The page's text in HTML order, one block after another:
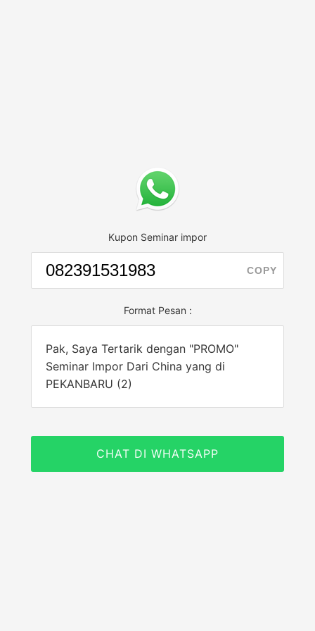
Kupon Seminar impor
COPY
Format Pesan :
Pak, Saya Tertarik dengan "PROMO"
Seminar Impor Dari China yang di
PEKANBARU (2)
CHAT DI WHATSAPP